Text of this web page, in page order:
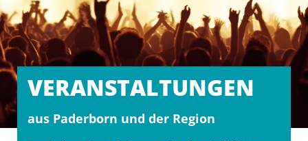
VERANSTALT­UNGEN
aus Paderborn und der Region